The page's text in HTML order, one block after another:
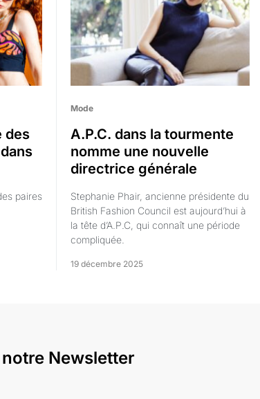
des
paires
Mode
A.P.C. dans la tourmente
nomme une nouvelle
directrice générale
Stephanie Phair, ancienne présidente du
British Fashion Council est aujourd’hui à
la tête d’A.P.C, qui connaît une période
compliquée.
19 décembre 2025
Newsletter